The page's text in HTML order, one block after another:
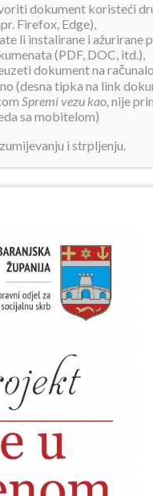
dokument koristeći
Firefox, Edge),
li instalirane i ažurirane
(PDF, DOC, itd.),
dokument na
(desna tipka na link
Spremi vezu kao, nije
sa mobitelom)
i strpljenju.